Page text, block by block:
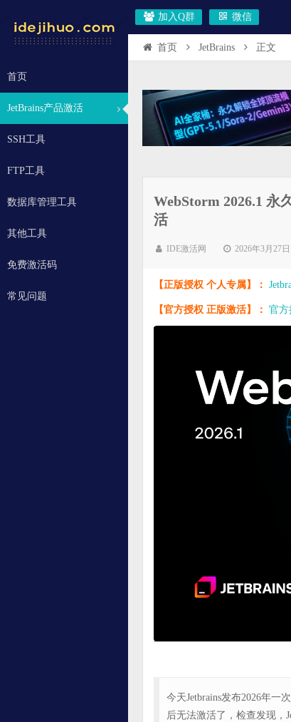
加入Q群 微信
首页
JetBrains产品激活
SSH工具
FTP工具
数据库管理工具
其他工具
免费激活码
常见问题
首页 JetBrains 正文
WebStorm 2026.1 永
活
IDE激活网 2026年3月27日
【正版授权 个人专属】：
【官方授权 正版激活】： 官方
今天Jetbrains发布2026年一
后无法激活了，检查发现，